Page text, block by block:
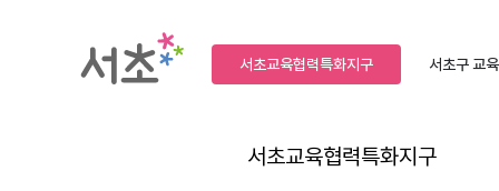
서초교육협력특화지구 서초구교
서초교육협력특화지구